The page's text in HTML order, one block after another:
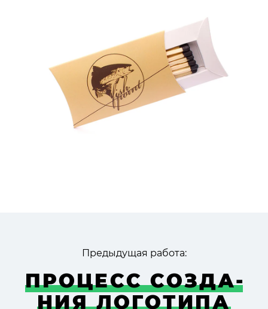
Предыдущая работа:
ПРО­ЦЕСС СОЗДА­
НИЯ ЛОГО­ТИПА